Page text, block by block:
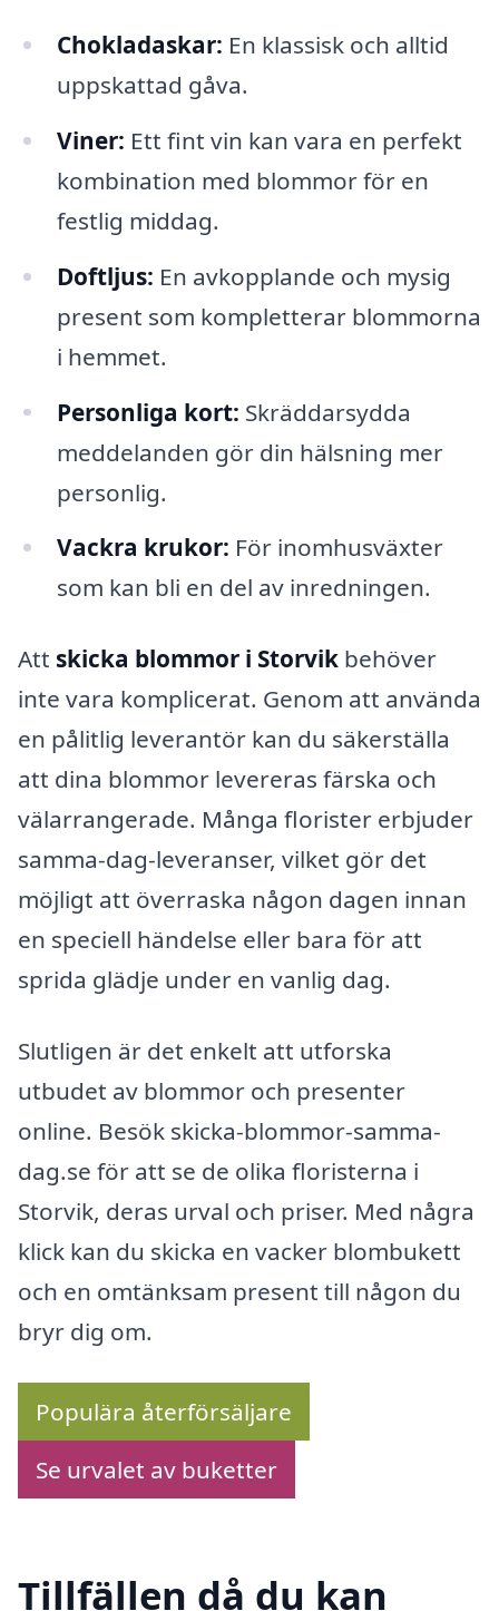
Chokladaskar: En klassisk och alltid
uppskattad gåva.
Viner: Ett fint vin kan vara en perfekt
kombination med blommor för en
festlig middag.
Doftljus: En avkopplande och mysig
present som kompletterar blommorna
i hemmet.
Personliga kort: Skräddarsydda
meddelanden gör din hälsning mer
personlig.
Vackra krukor: För inomhusväxter
som kan bli en del av inredningen.
Att skicka blommor i Storvik behöver
inte vara komplicerat. Genom att använda
en pålitlig leverantör kan du säkerställa
att dina blommor levereras färska och
välarrangerade. Många florister erbjuder
samma-dag-leveranser, vilket gör det
möjligt att överraska någon dagen innan
en speciell händelse eller bara för att
sprida glädje under en vanlig dag.
Slutligen är det enkelt att utforska
utbudet av blommor och presenter
online. Besök skicka-blommor-samma-
dag.se för att se de olika floristerna i
Storvik, deras urval och priser. Med några
klick kan du skicka en vacker blombukett
och en omtänksam present till någon du
bryr dig om.
Populära återförsäljare
Se urvalet av buketter
Tillfällen då du kan